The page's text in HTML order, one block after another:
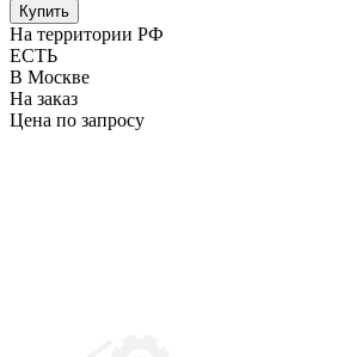
Купить
На территории РФ
ЕСТЬ
В Москве
На заказ
Цена по запросу